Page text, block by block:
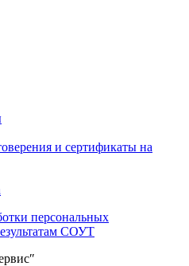
и сертификаты на
персональных
СОУТ